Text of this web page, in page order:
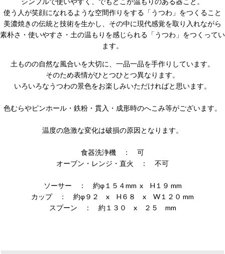
使う人が笑顔になれるような空間作りをする「うつわ」をつくること
美濃焼きの伝統と技術を生かし、その中に現代感覚を取り入れながら
素朴さ・使いやすさ・土の温もりを感じられる「うつわ」をつくってい
ます。
土ものの自然な風合いを大切に、一品一品を手作りしています。
そのため表情がひとつひとつ異なります。
いろいろなうつわの景色をお楽しみいただければと思います。
色むらやピンホール・鉄粉・貫入・成形時のへこみ等がございます。
温度の急激な変化は破損の原因となります。
食器洗浄機 ： 可
オーブン・レンジ・直火 ： 不可
ソーサー ： 約φ１５４mm x H１９ mm
カップ ： 約φ９２ x H６８ x W１２０ mm
スプーン ： 約１３０ x ２５ mm